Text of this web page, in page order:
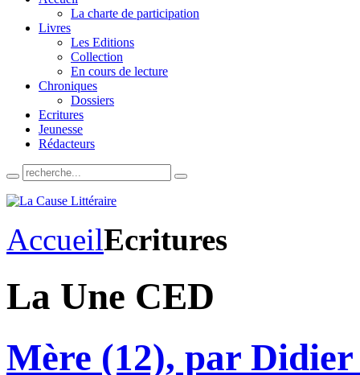
La charte de participation
Livres
Les Editions
Collection
En cours de lecture
Chroniques
Dossiers
Ecritures
Jeunesse
Rédacteurs
AccueilEcritures
La Une CED
Mère (12), par Didier